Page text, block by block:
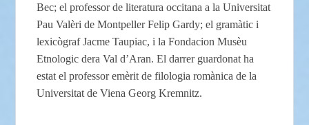
Bec; el professor de literatura occitana a la Universitat
Pau Valèri de Montpeller Felip Gardy; el gramàtic i
lexicògraf Jacme Taupiac, i la Fondacion Musèu
Etnologic dera Val d’Aran. El darrer guardonat ha
estat el professor emèrit de filologia romànica de la
Universitat de Viena Georg Kremnitz.